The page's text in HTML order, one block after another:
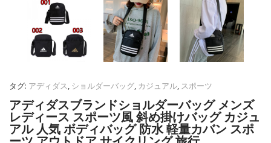
タグ: アディダス, ショルダーバッグ, カジュアル, スポーツ
アディダスブランドショルダーバッグ メンズ
レディース スポーツ風 斜め掛けバッグ カジュ
アル 人気 ボディバッグ 防水 軽量カバン スポ